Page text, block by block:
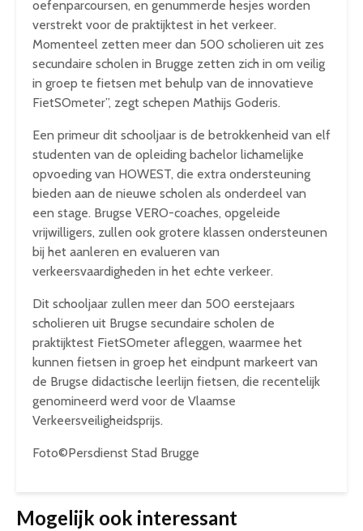
oefenparcoursen, en genummerde hesjes worden
verstrekt voor de praktijktest in het verkeer.
Momenteel zetten meer dan 500 scholieren uit zes
secundaire scholen in Brugge zetten zich in om veilig
in groep te fietsen met behulp van de innovatieve
FietSOmeter”, zegt schepen Mathijs Goderis.
Een primeur dit schooljaar is de betrokkenheid van elf
studenten van de opleiding bachelor lichamelijke
opvoeding van HOWEST, die extra ondersteuning
bieden aan de nieuwe scholen als onderdeel van
een stage. Brugse VERO-coaches, opgeleide
vrijwilligers, zullen ook grotere klassen ondersteunen
bij het aanleren en evalueren van
verkeersvaardigheden in het echte verkeer.
Dit schooljaar zullen meer dan 500 eerstejaars
scholieren uit Brugse secundaire scholen de
praktijktest FietSOmeter afleggen, waarmee het
kunnen fietsen in groep het eindpunt markeert van
de Brugse didactische leerlijn fietsen, die recentelijk
genomineerd werd voor de Vlaamse
Verkeersveiligheidsprijs.
Foto©Persdienst Stad Brugge
Mogelijk ook interessant